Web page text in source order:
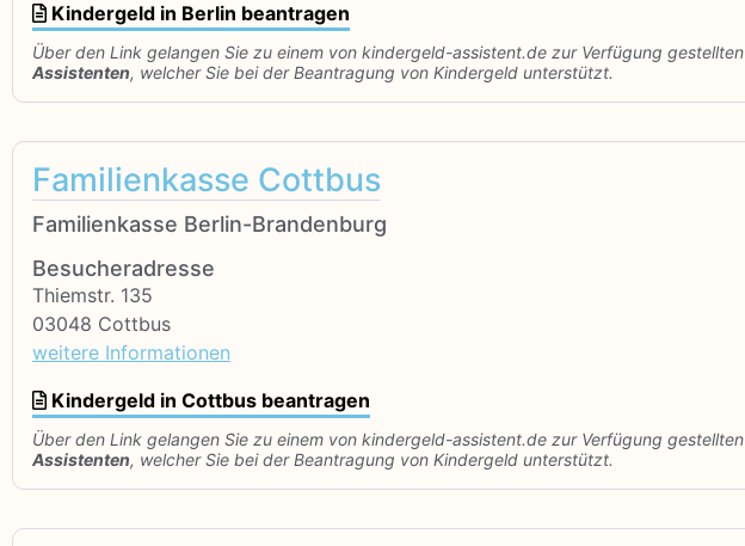
Kindergeld in Berlin beantragen
Über den Link gelangen Sie zu einem von kindergeld-assistent.de zur Verfügung gestellten
Assistenten, welcher Sie bei der Beantragung von Kindergeld unterstützt.
Familienkasse Cottbus
Familienkasse Berlin-Brandenburg
Besucheradresse
Thiemstr. 135
03048 Cottbus
weitere Informationen
Kindergeld in Cottbus beantragen
Über den Link gelangen Sie zu einem von kindergeld-assistent.de zur Verfügung gestellten
Assistenten, welcher Sie bei der Beantragung von Kindergeld unterstützt.